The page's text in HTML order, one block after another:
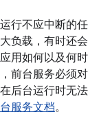
行不应中断的任
负载，有时还会
用如何以及何时
前台服务必须对
后台运行时无法
服务文档。